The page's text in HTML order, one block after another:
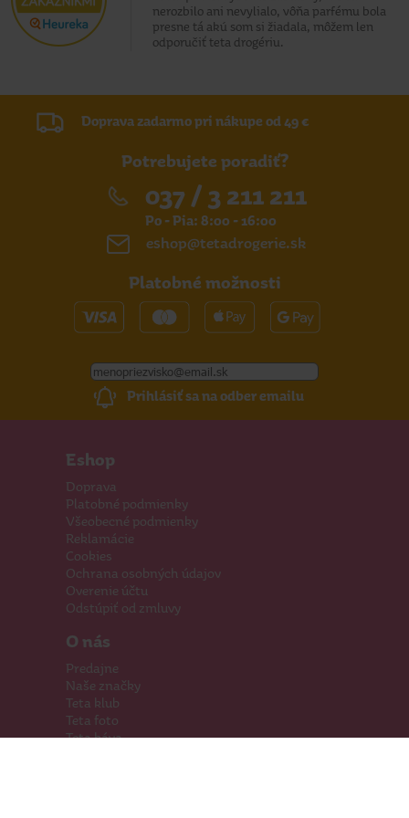
nerozbilo ani nevylialo, vôňa parfému bola
presne tá akú som si žiadala, môžem len
odporučiť teta drogériu.
Doprava zadarmo pri nákupe od 49 €
Potrebujete poradiť?
037 / 3 211 211
Po - Pia: 8:00 - 16:00
eshop@tetadrogerie.sk
Platobné možnosti
Prihlásiť sa na odber emailu
Eshop
Doprava
Platobné podmienky
Všeobecné podmienky
Reklamácie
Cookies
Ochrana osobných údajov
Overenie účtu
Odstúpiť od zmluvy
O nás
Predajne
Naše značky
Teta klub
Teta foto
Teta káva